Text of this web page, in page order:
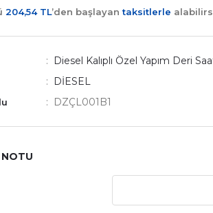
204,54 TL’den başlayantaksitlerle
Diesel Kalıplı Özel Yapım Deri
DİESEL
DZÇL001B1
NOTU